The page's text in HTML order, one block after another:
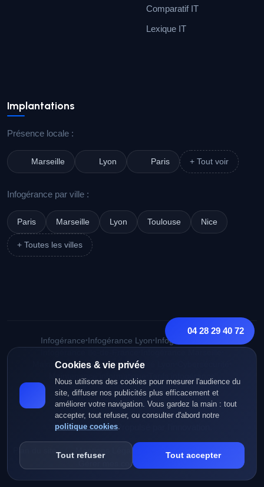
04 28 29 40 72
Cookies & vie privée
Nous utilisons des cookies pour mesurer l'audience du
site, diffuser nos publicités plus efficacement et
améliorer votre navigation. Vous gardez la main : tout
accepter, tout refuser, ou consulter d'abord notre
politique cookies.
Tout refuser Tout accepter
Comparatif IT
Lexique IT
Implantations
Présence locale :
Marseille Lyon Paris + Tout voir
Infogérance par ville :
Paris Marseille Lyon Toulouse Nice
+ Toutes les villes
Infogérance• Infogérance Lyon• Infogérance Paris
Maintenance Lyon •Cybersécurité Lyon
Maintenance informatique Tarifs infogérance
© 2026 Infranat. Propulsé par l'innovation.
Plan du site Mentions Légales Politique de cookies /
Gérer mes cookies